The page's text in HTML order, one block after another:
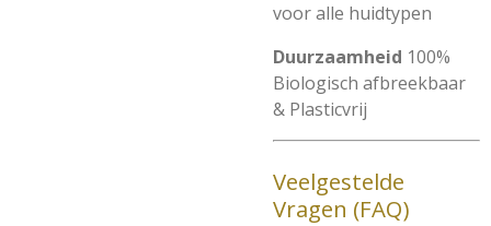
voor alle huidtypen
Duurzaamheid 100%
Biologisch afbreekbaar
& Plasticvrij
Veelgestelde
Vragen (FAQ)